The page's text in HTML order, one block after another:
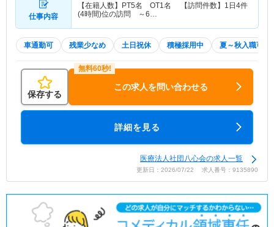
仕事内容
【在籍人数】PT5名 OT1名 【訪問件数】1日4件
(4時間)位の訪問 ～6…
車通勤可 残業少なめ 土日祝休 積極採用中 夏～秋入職可
保存する
この求人を問い合わせる
詳細を見る
医療法人社団八心会の求人一覧
更新日：2026/07/22 求人番号：9135890